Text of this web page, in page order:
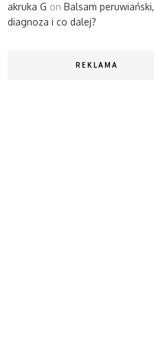
akruka G on Balsam peruwiański,
diagnoza i co dalej?
REKLAMA